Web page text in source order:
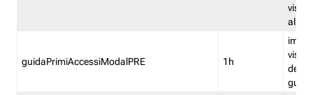
guidaPrimiAccessiModalPRE 1h
della